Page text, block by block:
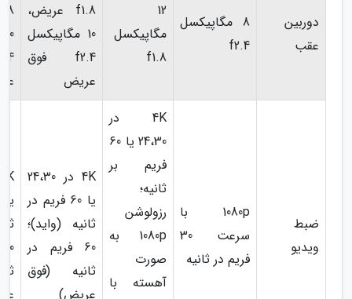
دوربین
عقب
8 مگاپیکسل
f2.4
12
مگاپیکسل
f1.8
f1.8 عریض،
10 مگاپیکسل
f2.4 فوق
عریض
ضبط
ویدیو
1080p با
سرعت 30
فریم در ثانیه
4K در
24،30 یا 60
فریم بر
ثانیه؛
رزولوشن
1080p به
صورت
آهسته با
4K در 24،30
یا 60 فریم در
ثانیه (واید)؛
60 فریم در
ثانیه (فوق
عریض)